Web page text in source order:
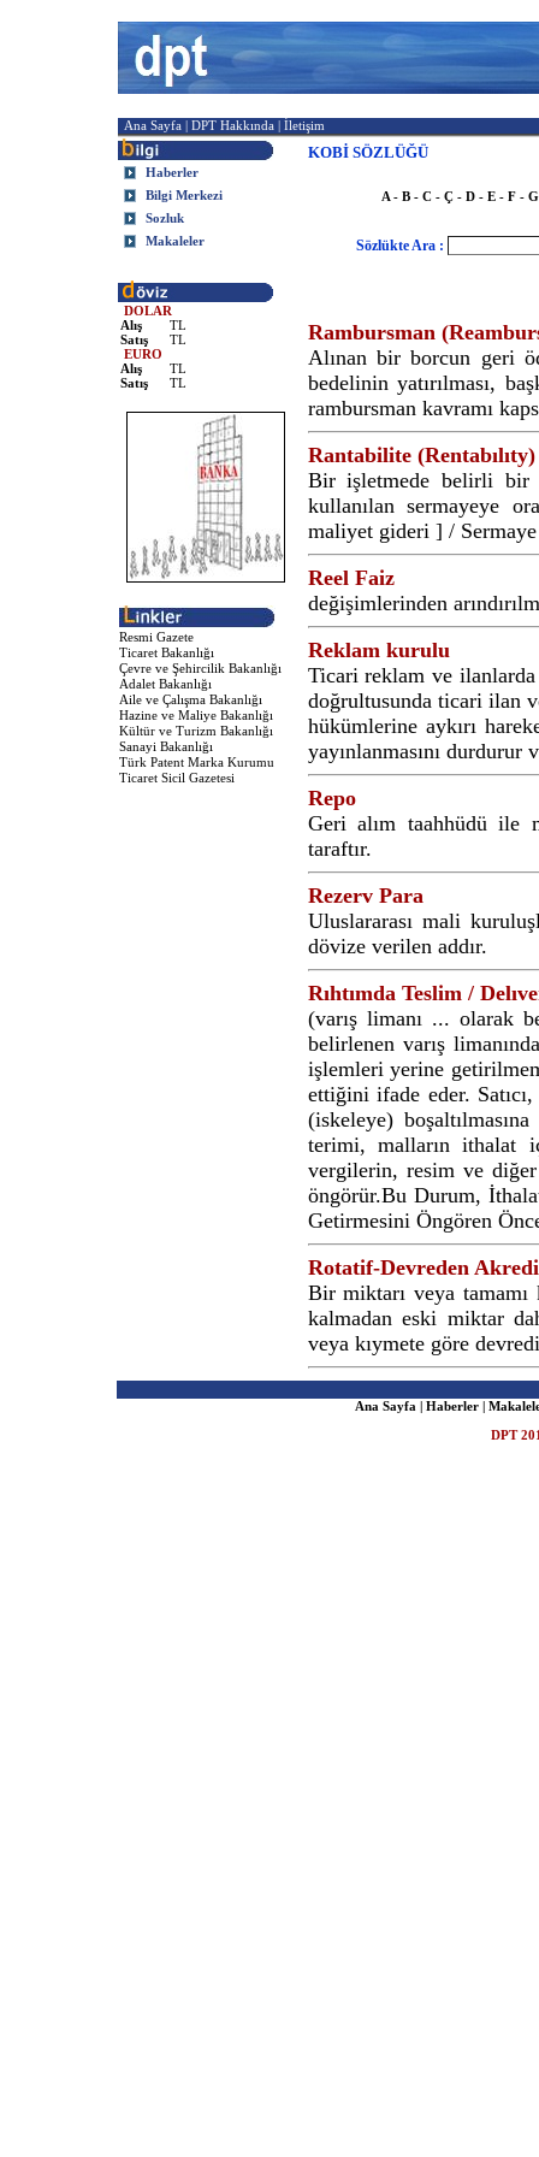
Ana Sayfa | DPT Hakkında | İletişim
Haberler
Bilgi Merkezi
Sozluk
Makaleler
DOLAR
Alış
TL
Satış
TL
EURO
Alış
TL
Satış
TL
Resmi Gazete
Ticaret Bakanlığı
Çevre ve Şehircilik Bakanlığı
Adalet Bakanlığı
Aile ve Çalışma Bakanlığı
Hazine ve Maliye Bakanlığı
Kültür ve Turizm Bakanlığı
Sanayi Bakanlığı
Türk Patent Marka Kurumu
Ticaret Sicil Gazetesi
KOBİ SÖZLÜĞÜ
A - B - C - Ç - D - E - F - G
Sözlükte Ara :
Rambursman
Alınan bir borcun geri
bedelinin yatırılması,
rambursman kavramı
Rantabilite (Rentabılıty)
Bir işletmede belirli bir
kullanılan sermayeye
maliyet gideri ] /
Reel Faiz
değişimlerinden
Reklam kurulu
Ticari reklam ve
doğrultusunda ticari ilan
hükümlerine aykırı
yayınlanmasını
Repo
Geri alım taahhüdü ile
taraftır.
Rezerv Para
Uluslararası mali
dövize verilen addır.
Rıhtımda Teslim /
(varış limanı ... olarak
belirlenen varış
işlemleri yerine
ettiğini ifade eder. Satıcı,
(iskeleye)
terimi, malların ithalat
vergilerin, resim ve diğer
öngörür.Bu Durum,
Getirmesini Öngören
Rotatif-Devreden
Bir miktarı veya tamamı
kalmadan eski miktar
veya kıymete göre
Ana Sayfa | Haberler |
DPT